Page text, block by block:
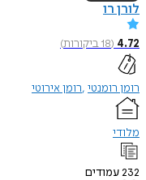
לורן רו
4.72
(
18ביקורות)
רומן רומנטי רומן אירוטי
מלודי
232עמודים